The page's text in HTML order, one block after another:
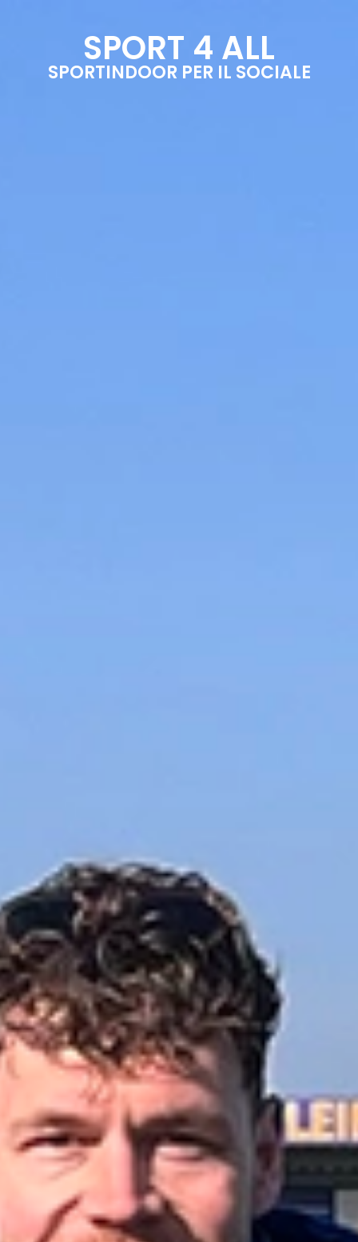
SPORT 4 ALL
SPORTINDOOR PER IL SOCIALE